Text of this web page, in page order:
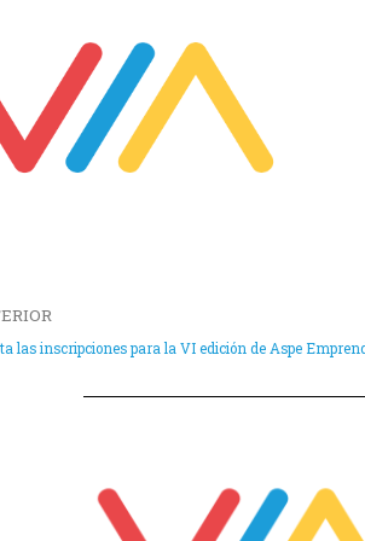
las inscripciones para la VI edición de Aspe